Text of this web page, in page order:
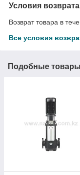
Условия возврата
Возврат товара в
Все условия
Подобные